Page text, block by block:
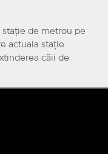
stație de metrou pe
actuala stație
căii de